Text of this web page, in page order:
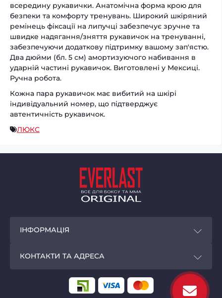
всередину рукавички. Анатомічна форма крою для
безпеки та комфорту тренувань. Широкий шкіряний
ремінець фіксації на липучці забезпечує зручне та
швидке надягання/зняття рукавичок на тренуванні,
забезпечуючи додаткову підтримку вашому зап'ястю.
Два дюйми (бл. 5 см) амортизуючого набивання в
ударній частині рукавичок. Виготовлені у Мексиці.
Ручна робота.
Кожна пара рукавичок має вибитий на шкірі
індивідуальний номер, що підтверджує
автентичність рукавичок.
ЛЮКС
ІНФОРМАЦІЯ
Доставка і оплата
КОНТАКТИ ТА АДРЕСА
вул. Велика Васильківська, 72, ТЦ